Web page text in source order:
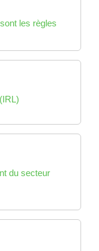
les règles
du secteur